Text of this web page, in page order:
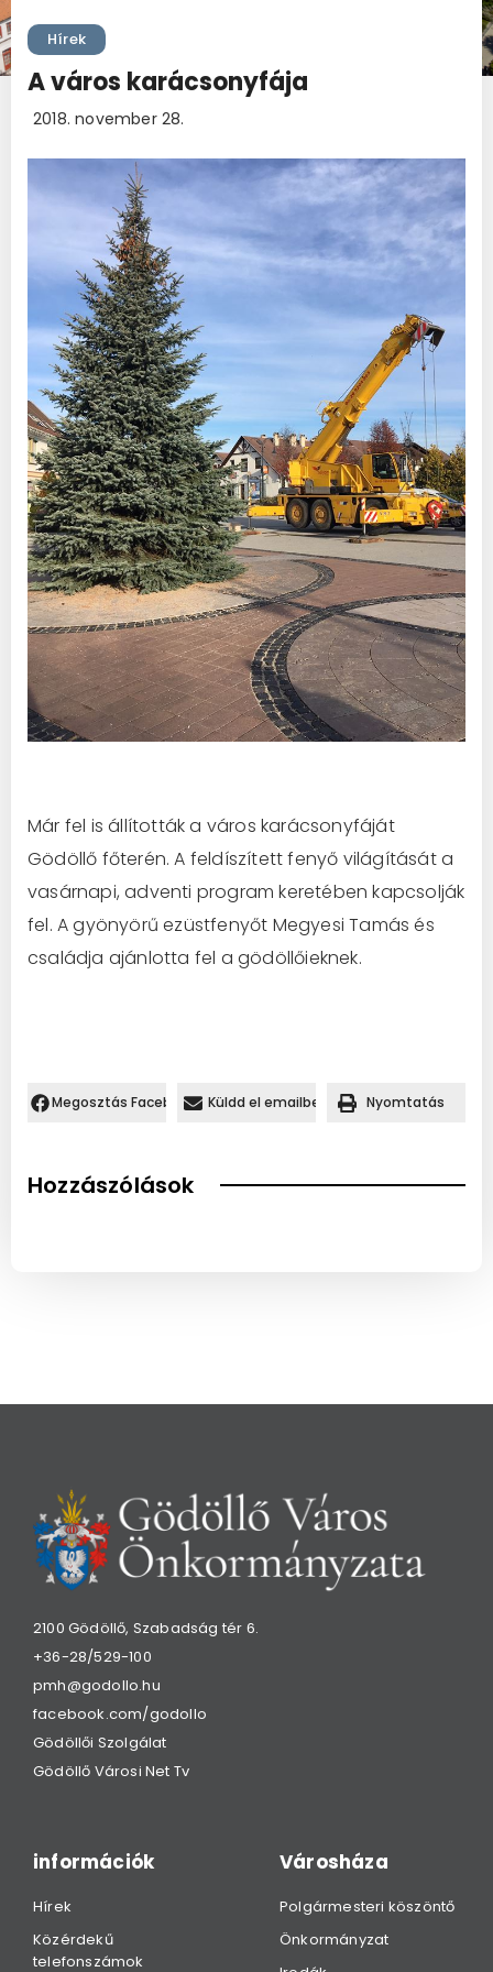
Hírek
A város karácsonyfája
2018. november 28.
Már fel is állították a város karácsonyfáját
Gödöllő főterén. A feldíszített fenyő világítását a
vasárnapi, adventi program keretében kapcsolják
fel. A gyönyörű ezüstfenyőt Megyesi Tamás és
családja ajánlotta fel a gödöllőieknek.
Megosztás Facebookon.Küldd el emailben Nyomtatás
Hozzászólások
2100 Gödöllő, Szabadság tér 6.
+36-28/529-100
pmh@godollo.hu
facebook.com/godollo
Gödöllői Szolgálat
Gödöllő Városi Net Tv
információk
Hírek
Közérdekű
telefonszámok
Városháza
Polgármesteri köszöntő
Önkormányzat